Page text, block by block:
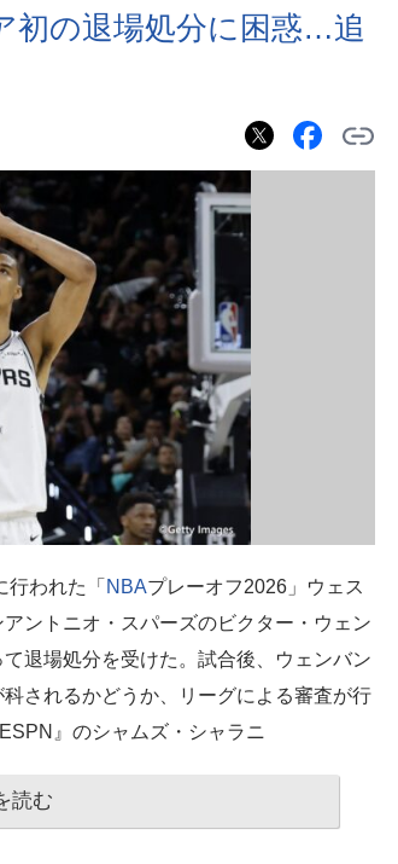
初の退場処分に困惑…追
われた「 NBAプレーオフ2026」ウェス
ントニオ・スパーズのビクター・ウェン
て退場処分を受けた。試合後、ウェンバン
科されるかどうか、リーグによる審査が行
ESPN』のシャムズ・シャラニ
読む